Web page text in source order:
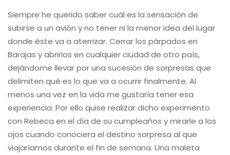
Siempre he querido saber cuál es la sensación de
subirse a un avión y no tener ni la menor idea del lugar
donde éste va a aterrizar. Cerrar los párpados en
Barajas y abrirlos en cualquier ciudad de otro país,
dejándome llevar por una sucesión de sorpresas que
delimiten qué es lo que va a ocurrir finalmente. Al
menos una vez en la vida me gustaría tener esa
experiencia. Por ello quise realizar dicho experimento
con Rebeca en el día de su cumpleaños y mirarle a los
ojos cuando conociera el destino sorpresa al que
viajaríamos durante el fin de semana. Una maleta